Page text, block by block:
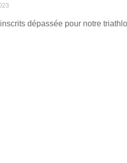
dépassée pour notre